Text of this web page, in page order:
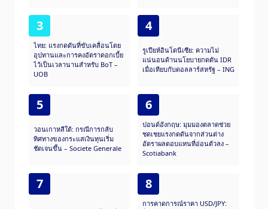
3
ไทย: แรงกดดันที่ขับเคลื่อนโดย
อุปทานและการคงอัตราดอกเบี้ย
ไว้เป็นเวลานานสำหรับ BoT –
UOB
4
รูเปียห์อินโดนีเซีย: ความไม่
แน่นอนด้านนโยบายกดดัน IDR
เมื่อเทียบกับดอลลาร์สหรัฐ – ING
5
วอนเกาหลีใต้: กรณีการกลับ
ทิศทางของกระแสเงินทุนเริ่ม
ชัดเจนขึ้น – Societe Generale
6
ปอนด์อังกฤษ: มุมมองตลาดช่วย
ชดเชยแรงกดดันจากส่วนต่าง
อัตราผลตอบแทนที่อ่อนตัวลง –
Scotiabank
7 8
การคาดการณ์ราคา USD/JPY: